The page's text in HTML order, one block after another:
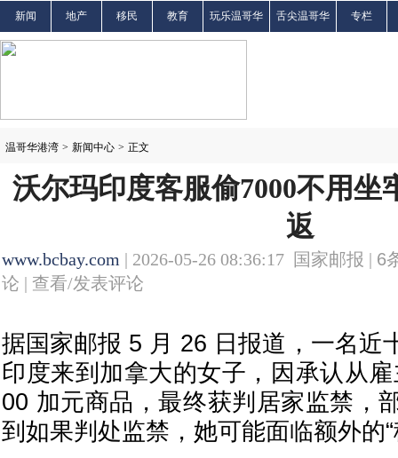
新闻 地产 移民 教育 玩乐温哥华 舌尖温哥华 专栏
温哥华港湾 > 新闻中心 > 正文
沃尔玛印度客服偷7000不用坐
返
www.bcbay.com | 2026-05-26 08:36:17 国家邮报 | 6
论 | 查看/发表评论
据国家邮报 5 月 26 日报道，一名近
印度来到加拿大的女子，因承认从
00 加元商品，最终获判居家监禁，
到如果判处监禁，她可能面临额外的